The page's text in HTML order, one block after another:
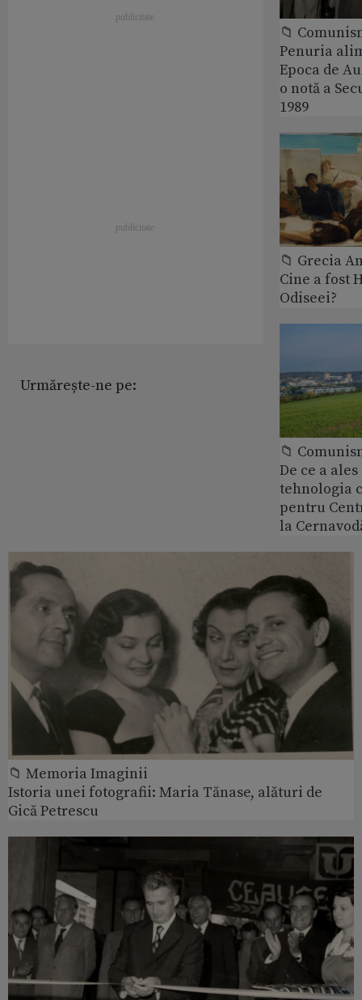
Urmărește-ne pe:
📁
Penuria
Epoca de
o notă a
1989
📁 Grecia
Cine a fost
Odiseei?
📁
De ce a
tehnologia
pentru
la
📁 Memoria Imaginii
Istoria unei fotografii: Maria Tănase, alături de
Gică Petrescu